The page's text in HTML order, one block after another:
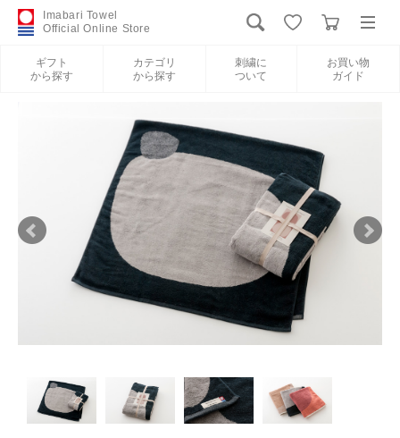
Imabari Towel
Official Online Store
ギフト
から探す
カテゴリ
から探す
刺繍に
ついて
お買い物
ガイド
新規会員登録
カテゴリから探す
刺繍について